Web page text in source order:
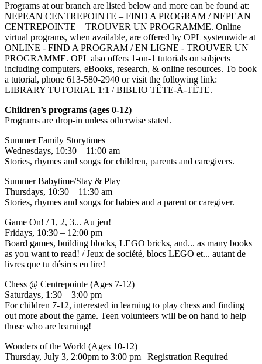
Programs at our branch are listed below and more can be found at:
NEPEAN CENTREPOINTE – FIND A PROGRAM / NEPEAN
CENTREPOINTE – TROUVER UN PROGRAMME. Online
virtual programs, when available, are offered by OPL systemwide at
ONLINE - FIND A PROGRAM / EN LIGNE - TROUVER UN
PROGRAMME. OPL also offers 1-on-1 tutorials on subjects
including computers, eBooks, research, & online resources. To book
a tutorial, phone 613-580-2940 or visit the following link:
LIBRARY TUTORIAL 1:1 / BIBLIO TÊTE-À-TÊTE.
Children’s programs (ages 0-12)
Programs are drop-in unless otherwise stated.
Summer Family Storytimes
Wednesdays, 10:30 – 11:00 am
Stories, rhymes and songs for children, parents and caregivers.
Summer Babytime/Stay & Play
Thursdays, 10:30 – 11:30 am
Stories, rhymes and songs for babies and a parent or caregiver.
Game On! / 1, 2, 3... Au jeu!
Fridays, 10:30 – 12:00 pm
Board games, building blocks, LEGO bricks, and... as many books
as you want to read! / Jeux de société, blocs LEGO et... autant de
livres que tu désires en lire!
Chess @ Centrepointe (Ages 7-12)
Saturdays, 1:30 – 3:00 pm
For children 7-12, interested in learning to play chess and finding
out more about the game. Teen volunteers will be on hand to help
those who are learning!
Wonders of the World (Ages 10-12)
Thursday, July 3, 2:00pm to 3:00 pm | Registration Required